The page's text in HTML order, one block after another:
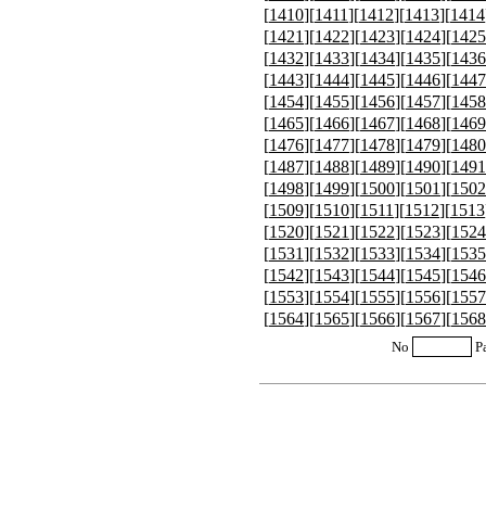
[1410][1411][1412][1413][1414
[1421][1422][1423][1424][1425
[1432][1433][1434][1435][1436
[1443][1444][1445][1446][1447
[1454][1455][1456][1457][1458
[1465][1466][1467][1468][1469
[1476][1477][1478][1479][1480
[1487][1488][1489][1490][1491
[1498][1499][1500][1501][1502
[1509][1510][1511][1512][1513
[1520][1521][1522][1523][1524
[1531][1532][1533][1534][1535
[1542][1543][1544][1545][1546
[1553][1554][1555][1556][1557
[1564][1565][1566][1567][1568
No